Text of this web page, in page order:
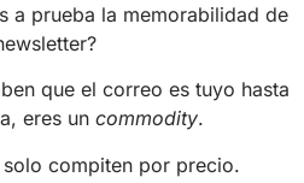
a prueba la memorabilidad de
que el correo es tuyo hasta
eres un commodity.
compiten por precio.